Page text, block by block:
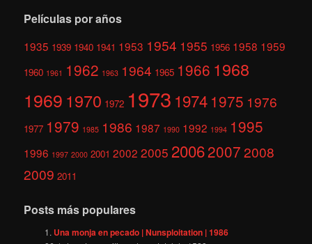
Películas por años
1935 1939 1940 1941 1953 1954 1955 1956 1958 1959
1960 1961 1962 1963 1964 1965 1966 1968
1969 1970 1972 1973 1974 1975 1976
1977 1979 1985 1986 1987 1990 1992 1994 1995
1996 1997 2000 2001 2002 2005 200620072008
2009 2011
Posts más populares
Una monja en pecado | Nunsploitation | 1986